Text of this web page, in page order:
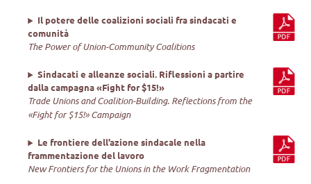
Il potere delle coalizioni sociali fra sindacati e
comunità
The Power of Union-Community Coalitions
Sindacati e alleanze sociali. Riflessioni a partire
dalla campagna «Fight for $15!»
Trade Unions and Coalition-Building. Reflections from the
«Fight for $15!» Campaign
Le frontiere dell’azione sindacale nella
frammentazione del lavoro
New Frontiers for the Unions in the Work Fragmentation